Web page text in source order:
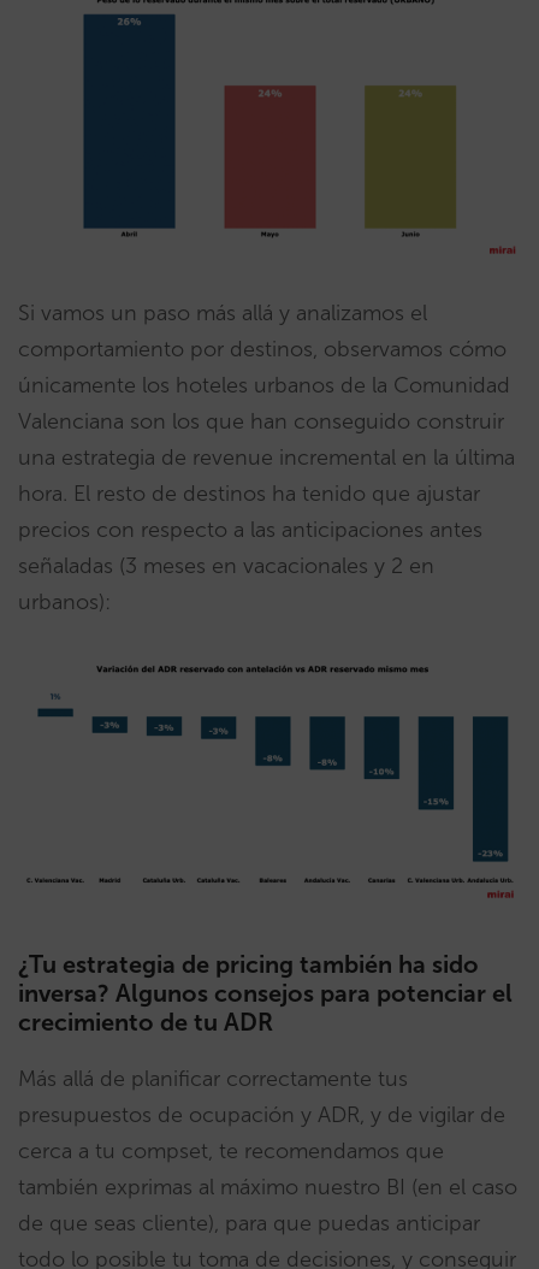
Si vamos un paso más allá y analizamos el
comportamiento por destinos, observamos cómo
únicamente los hoteles urbanos de la Comunidad
Valenciana son los que han conseguido construir
una estrategia de revenue incremental en la última
hora. El resto de destinos ha tenido que ajustar
precios con respecto a las anticipaciones antes
señaladas (3 meses en vacacionales y 2 en
urbanos):
¿Tu estrategia de pricing también ha sido
inversa? Algunos consejos para potenciar el
crecimiento de tu ADR
Más allá de planificar correctamente tus
presupuestos de ocupación y ADR, y de vigilar de
cerca a tu compset, te recomendamos que
también exprimas al máximo nuestro BI (en el caso
de que seas cliente), para que puedas anticipar
todo lo posible tu toma de decisiones, y conseguir